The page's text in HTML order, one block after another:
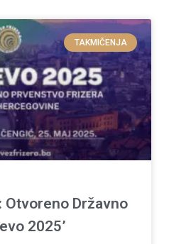
TAKMIČENJA
Otvoreno Državno
2025’